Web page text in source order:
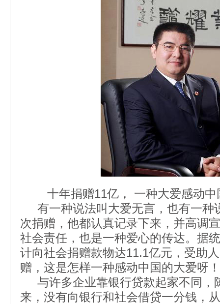
十年捐赠11亿， 一种大爱感动
有一种说法叫大爱无言，也有一种
次捐赠，他都认真记录下来，并高调
社会责任，也是一种爱心的传达。据
计向社会捐赠款物达11.1亿元，受助
赠，这是怎样一种感动中国的大爱呀！
与许多企业靠银行贷款起家不同，
来，没有向银行和社会借贷一分钱，